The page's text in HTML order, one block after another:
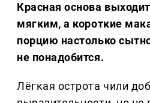
Красная основа
мягким, а короткие
порцию настолько
не понадобится.
Лёгкая острота чили